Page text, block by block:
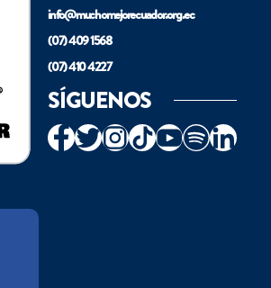
info@muchomejorecuador.org.ec
(07) 409 1568
(07) 410 4227
SÍGUENOS